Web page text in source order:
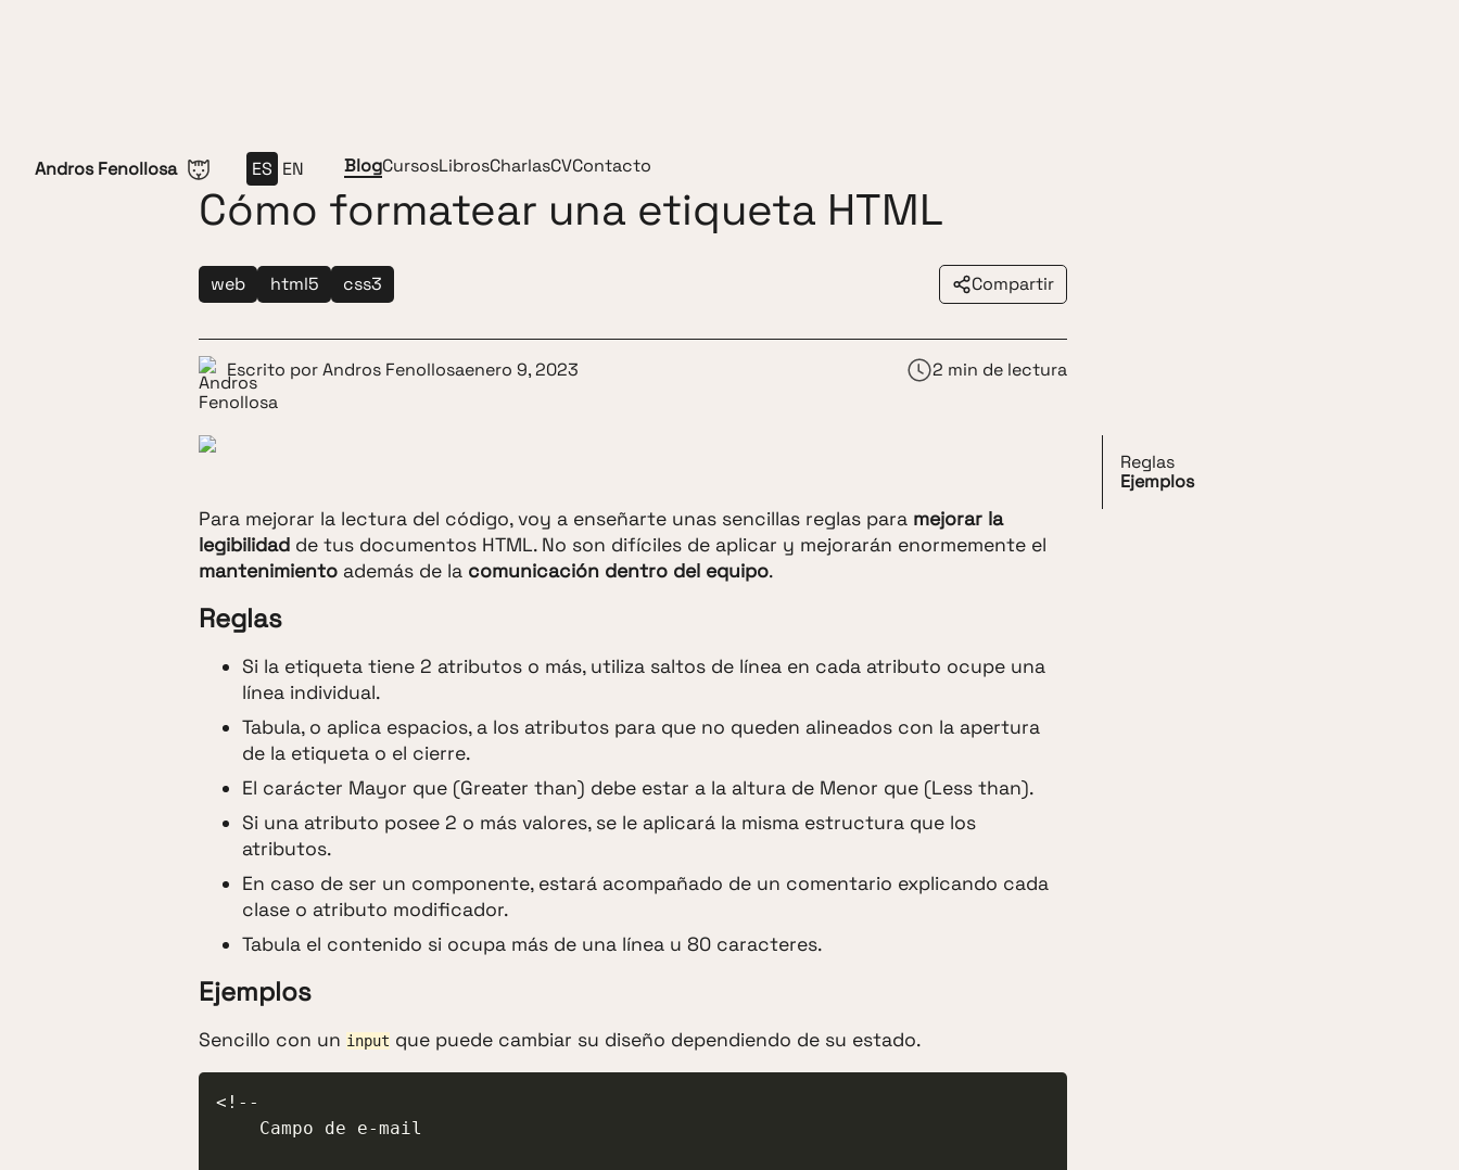
Saltar al contenido
Andros Fenollosa ES EN BlogCursosLibrosCharlasCVContacto
Cómo formatear una etiqueta HTML
web html5 css3 Compartir
Para mejorar la lectura del código, voy a enseñarte unas sencillas reglas para mejorar la
legibilidad de tus documentos HTML. No son difíciles de aplicar y mejorarán enormemente el
mantenimiento además de la comunicación dentro del equipo.
Reglas
Si la etiqueta tiene 2 atributos o más, utiliza saltos de línea en cada atributo ocupe una
línea individual.
Tabula, o aplica espacios, a los atributos para que no queden alineados con la apertura
de la etiqueta o el cierre.
El carácter Mayor que (Greater than) debe estar a la altura de Menor que (Less than).
Si una atributo posee 2 o más valores, se le aplicará la misma estructura que los
atributos.
En caso de ser un componente, estará acompañado de un comentario explicando cada
clase o atributo modificador.
Tabula el contenido si ocupa más de una línea u 80 caracteres.
Ejemplos
Sencillo con un input que puede cambiar su diseño dependiendo de su estado.
<!--
Reglas
Ejemplos
Escrito porAndros Fenollosaenero 9, 2023 2 min de lectura